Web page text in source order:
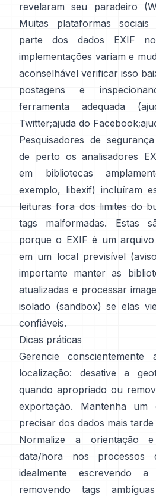
revelaram seu paradeiro (
Muitas plataformas
parte dos dados EXIF
implementações variam e
aconselhável verificar isso
postagens e
ferramenta adequada (
Twitter;ajuda do Facebook;
Pesquisadores de
de perto os analisadores
em bibliotecas
exemplo, libexif) incluíram
leituras fora dos limites do
tags malformadas. Estas
porque o EXIF é um
em um local previsível (
importante manter as
atualizadas e processar
isolado (sandbox) se elas
confiáveis.
Dicas práticas
Gerencie conscientemente
localização: desative a
quando apropriado ou
exportação. Mantenha um
precisar dos dados mais tarde
Normalize a orientação
data/hora nos processos
idealmente escrevendo
removendo tags